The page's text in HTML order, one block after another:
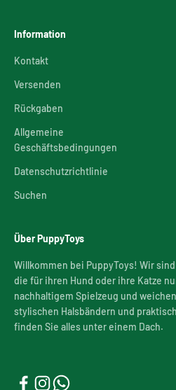
Information
Kontakt
Versenden
Rückgaben
Allgemeine
Geschäftsbedingungen
Datenschutzrichtlinie
Suchen
Über PuppyToys
Willkommen bei PuppyToys! Wir
die für ihren Hund oder ihre Katze
nachhaltigem Spielzeug und
stylischen Halsbändern und
finden Sie alles unter einem Dach.